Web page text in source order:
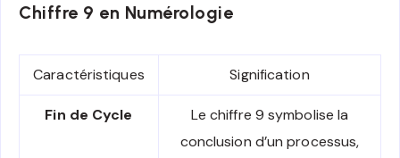
Chiffre 9 en Numérologie
Caractéristiques Signification
Fin de Cycle
Le chiffre 9 symbolise la
conclusion d’un processus,